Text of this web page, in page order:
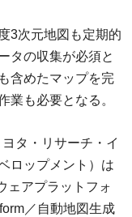
3次元地図も定期的
タの収集が必須と
含めたマップを完
業も必要となる。
タ・リサーチ・イ
ロップメント）は
ェアプラットフォ
／自動地図生成